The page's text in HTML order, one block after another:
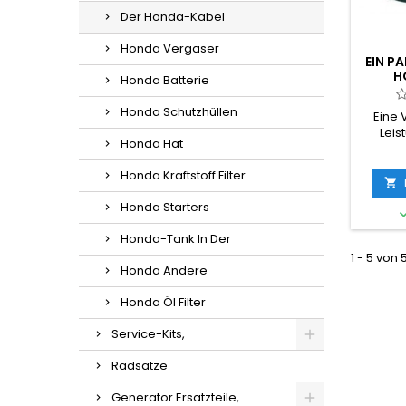
Der Honda-Kabel
Honda Vergaser
Honda Batterie
Honda Schutzhüllen
Honda Hat
Honda Kraftstoff Filter
Honda Starters
Honda-Tank In Der
Honda Andere
Honda Öl Filter
Service-Kits,
Radsätze
Generator Ersatzteile,
EIN
Eine

1 - 5 von